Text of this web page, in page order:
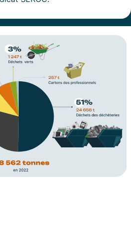
La collecte
mon composteur
pour mon foyer ?
traitement
un professionnel